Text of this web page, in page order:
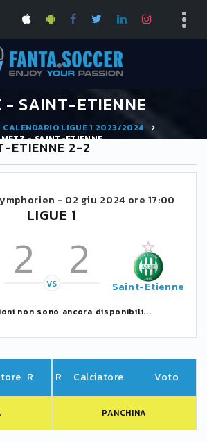
- SAINT-ETIENNE
CALENDARIO LIGUE 1 2023/2024
METZ - SAINT-ETIENNE
ETIENNE 2-2
- 02 giu 2024 ore 17:00
LIGUE 1
2 2
VS Saint-Etienne
non sono ancora disponibili...
R R Calciatore Voto
PANCHINA